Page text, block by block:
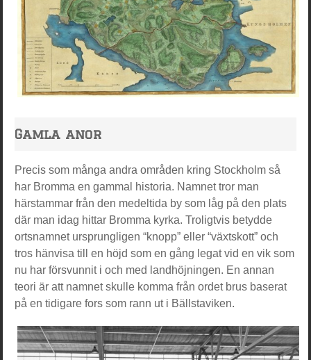
Gamla anor
Precis som många andra områden kring Stockholm så
har Bromma en gammal historia. Namnet tror man
härstammar från den medeltida by som låg på den plats
där man idag hittar Bromma kyrka. Troligtvis betydde
ortsnamnet ursprungligen “knopp” eller “växtskott” och
tros hänvisa till en höjd som en gång legat vid en vik som
nu har försvunnit i och med landhöjningen. En annan
teori är att namnet skulle komma från ordet brus baserat
på en tidigare fors som rann ut i Bällstaviken.